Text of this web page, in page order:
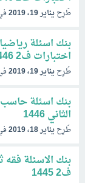
طُرِحيناير 19، 2019
بنك اسئلة
اختبارات ف2 1446
طُرِحيناير 19، 2019
الثاني 1446
طُرِحيناير 18، 2019
بنك الاسئلة
ف2 1445